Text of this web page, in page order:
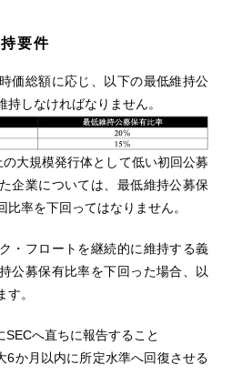
要件
価総額に応じ、以下の最低維持公
しなければなりません。
大規模発行体として低い初回公募
企業については、最低維持公募保
率を下回ってはなりません。
・フロートを継続的に維持する義
公募保有比率を下回った場合、以
。
SECへ直ちに報告すること
6か月以内に所定水準へ回復させる